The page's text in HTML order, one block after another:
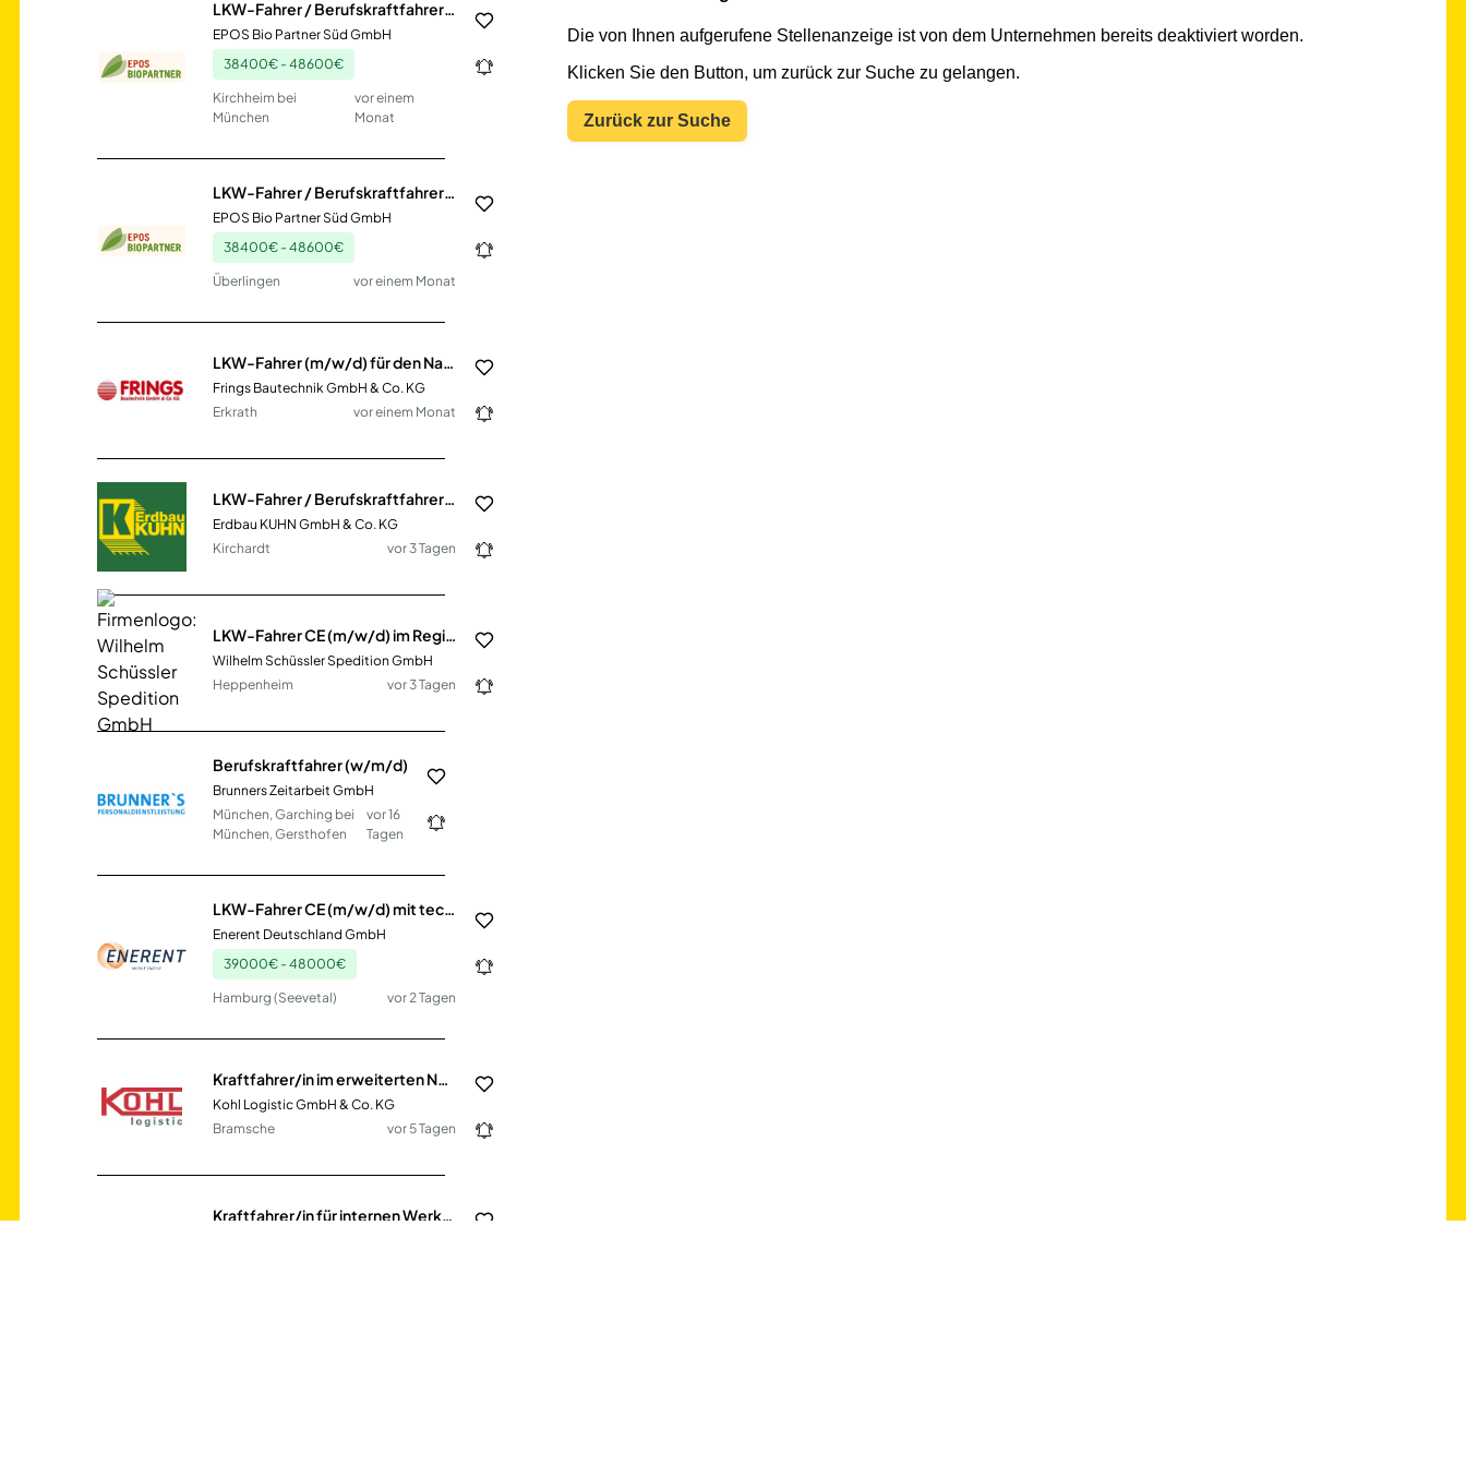
LKW-Fahrer / Berufskraftfahrer (m/w/d) Nahverkehr
EPOS Bio Partner Süd GmbH
38400€ - 48600€
Kirchheim bei
München
vor einem
Monat
LKW-Fahrer / Berufskraftfahrer (m/w/d) Nahverkehr
EPOS Bio Partner Süd GmbH
38400€ - 48600€
Überlingen vor einem Monat
LKW-Fahrer (m/w/d) für den Nahverkehr
Frings Bautechnik GmbH & Co. KG
Erkrath
vor einem Monat
LKW-Fahrer / Berufskraftfahrer (m/w/d)
Erdbau KUHN GmbH & Co. KG
Kirchardt
vor 3 Tagen
LKW-Fahrer CE (m/w/d) im Regional- oder Pendelverkehr
Wilhelm Schüssler Spedition GmbH
Heppenheim
vor 3 Tagen
Berufskraftfahrer (w/m/d)
Brunners Zeitarbeit GmbH
München, Garching bei
München, Gersthofen
vor 16
Tagen
LKW-Fahrer CE (m/w/d) mit technischem Verständnis
Enerent Deutschland GmbH
39000€ - 48000€
Hamburg (Seevetal) vor 2 Tagen
Kraftfahrer/in im erweiterten Nahverkehr (m/w/d)
Kohl Logistic GmbH & Co. KG
Bramsche
vor 5 Tagen
Kraftfahrer/in für internen Werksverkehr (m/w/d)